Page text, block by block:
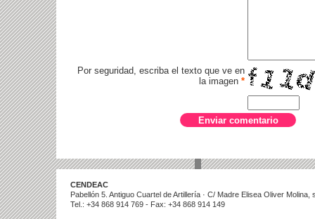
Por seguridad, escriba el texto que ve en
la imagen *
CENDEAC
Pabellón 5. Antiguo Cuartel de Artillería · C/ Madre Elisea Oliver
Tel.: +34 868 914 769 - Fax: +34 868 914 149